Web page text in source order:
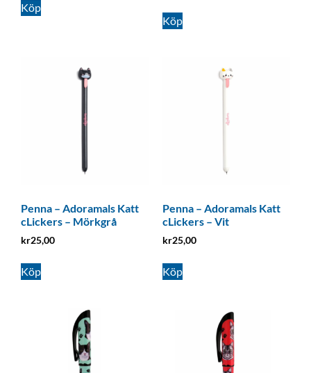
Köp
Köp
Penna – Adoramals Katt
cLickers – Mörkgrå
kr25,00
Köp
Penna – Adoramals Katt
cLickers – Vit
kr25,00
Köp